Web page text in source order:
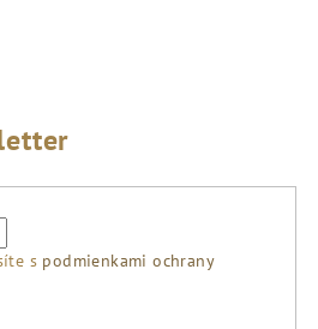
s podmienkami ochrany